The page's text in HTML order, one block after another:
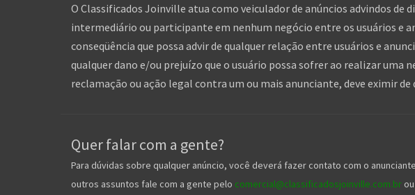
O Classificados Joinville atua como veiculador de anúncios advindos
intermediário ou participante em nenhum negócio entre os usuários e
conseqüência que possa advir de qualquer relação entre usuários e
qualquer dano e/ou prejuízo que o usuário possa sofrer ao realizar
reclamação ou ação legal contra um ou mais anunciante, deve eximir
Quer falar com a gente?
Para dúvidas sobre qualquer anúncio, você deverá fazer contato com o
outros assuntos fale com a gente pelo comercial@classificadosjoinville.com.br